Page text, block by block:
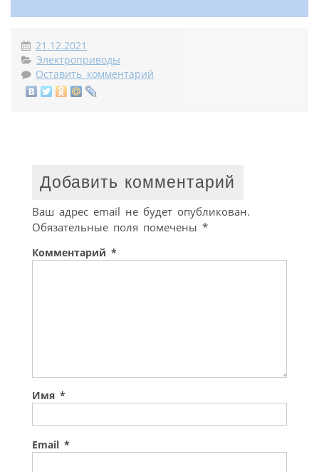
21.12.2021
Электроприводы
Оставить комментарий
Добавить комментарий
Ваш адрес email не будет опубликован.
Обязательные поля помечены *
Комментарий *
Имя *
Email *